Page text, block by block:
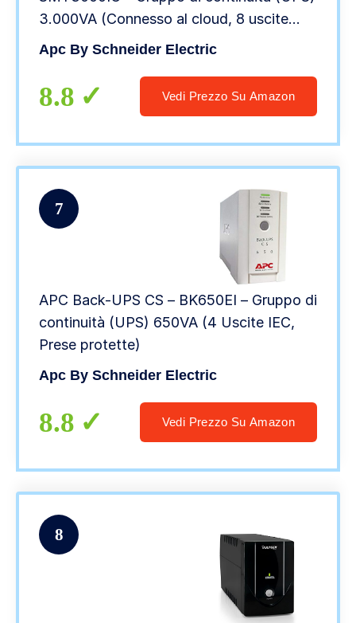
3.000VA (Connesso al cloud, 8 uscite
IEC-C13)
Apc By Schneider Electric
8.8 Vedi Prezzo Su Amazon
7
APC Back-UPS CS – BK650EI – Gruppo di
continuità (UPS) 650VA (4 Uscite IEC,
Prese protette)
Apc By Schneider Electric
8.8 Vedi Prezzo Su Amazon
8